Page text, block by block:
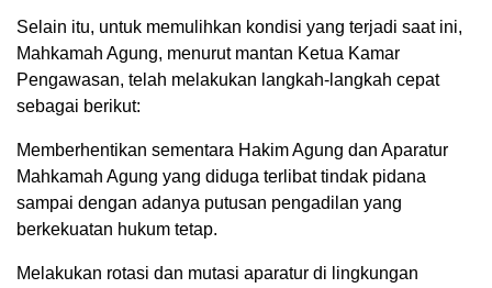
Selain itu, untuk memulihkan kondisi yang terjadi saat ini,
Mahkamah Agung, menurut mantan Ketua Kamar
Pengawasan, telah melakukan langkah-langkah cepat
sebagai berikut:
Memberhentikan sementara Hakim Agung dan Aparatur
Mahkamah Agung yang diduga terlibat tindak pidana
sampai dengan adanya putusan pengadilan yang
berkekuatan hukum tetap.
Melakukan rotasi dan mutasi aparatur di lingkungan